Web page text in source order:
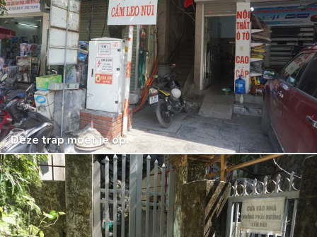
Deze trap moet je op.